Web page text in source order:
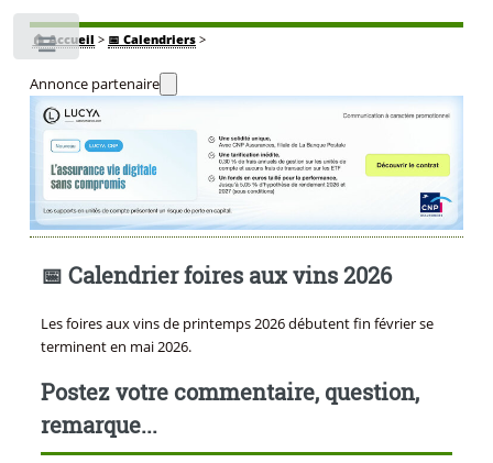
🏠Accueil > 📅 Calendriers>
Annonce partenaire
📅 Calendrier foires aux vins 2026
Les foires aux vins de printemps 2026 débutent fin février se
terminent en mai 2026.
Postez votre commentaire, question,
remarque...
Toggle